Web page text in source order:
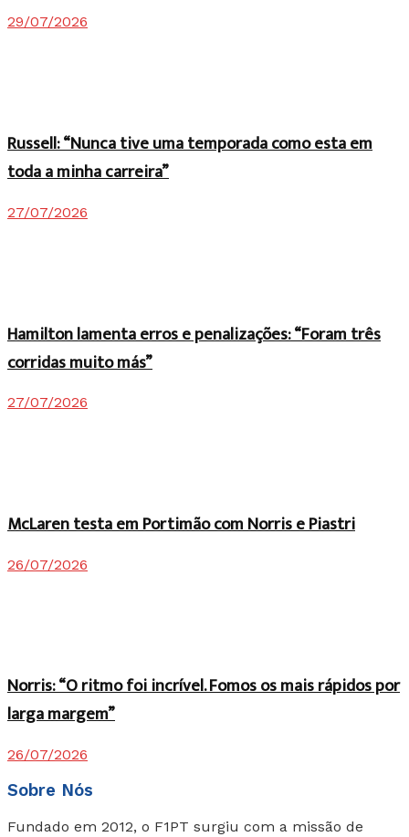
29/07/2026
Russell: “Nunca tive uma temporada como esta em
toda a minha carreira”
27/07/2026
Hamilton lamenta erros e penalizações: “Foram três
corridas muito más”
27/07/2026
McLaren testa em Portimão com Norris e Piastri
26/07/2026
Norris: “O ritmo foi incrível. Fomos os mais rápidos por
larga margem”
26/07/2026
Sobre Nós
Fundado em 2012, o F1PT surgiu com a missão de